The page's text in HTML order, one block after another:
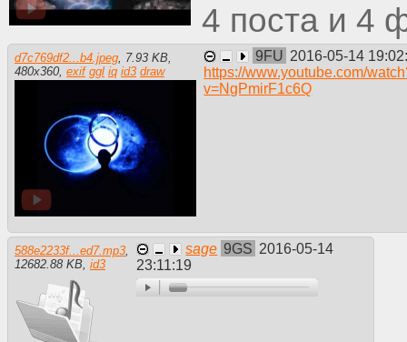
4 4
d7c769df2...b4.jpeg, 7.93 KB,
480x360, exif ggl iq id3 draw
9FU 2016-05-14
https://www.youtube.com/
v=NgPmirF1c6Q
588e2233f...ed7.mp3,
12682.88 KB, id3
sage 9GS 2016-05-14
23:11:19